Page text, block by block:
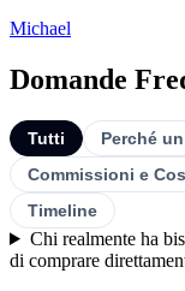
Michael
Domande
Tutti Perché
Commissioni e
Timeline
Chi realmente ha
di comprare